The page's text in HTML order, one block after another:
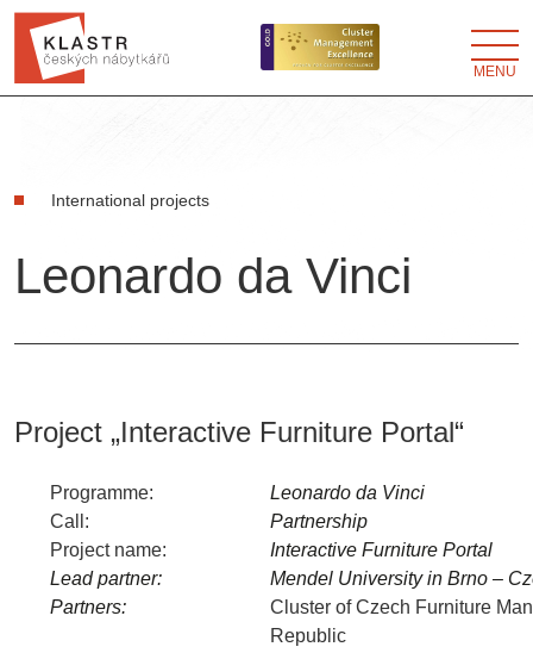
MENU
International projects
Leonardo da Vinci
Project „Interactive Furniture Portal“
Programme:
Call:
Project name:
Lead partner:
Partners:
Leonardo da Vinci
Partnership
Interactive Furniture Portal
Mendel University in Brno –
Cluster of Czech Furniture
Republic